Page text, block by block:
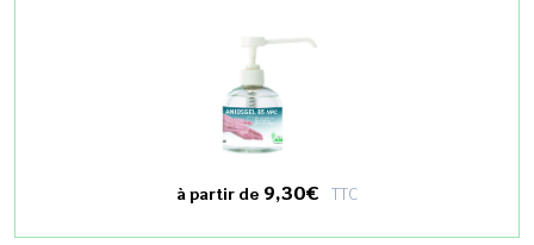
à partir de9,30€ TTC